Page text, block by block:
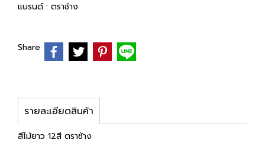
แบรนด์ : ตราช้าง
Share
รายละเอียดสินค้า
สีไม้ยาว 12สี ตราช้าง